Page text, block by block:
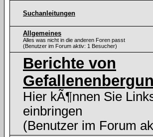
Suchanleitungen
Allgemeines
Alles was nicht in die anderen Foren passt
(Benutzer im Forum aktiv: 1 Besucher)
Berichte von
Hier kÃ¶nnen Sie
einbringen
(Benutzer im Forum